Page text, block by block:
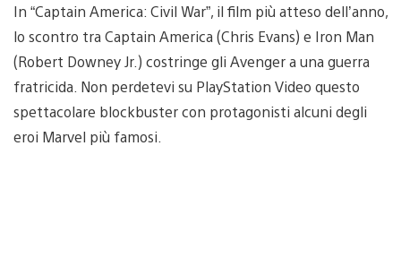
In “Captain America: Civil War”, il film più atteso dell’anno,
lo scontro tra Captain America (Chris Evans) e Iron Man
(Robert Downey Jr.) costringe gli Avenger a una guerra
fratricida. Non perdetevi su PlayStation Video questo
spettacolare blockbuster con protagonisti alcuni degli
eroi Marvel più famosi.